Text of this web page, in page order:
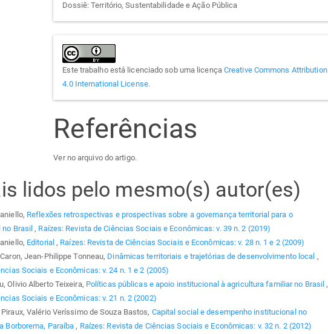
Dossiê: Território, Sustentabilidade e Ação Pública
Este trabalho está licenciado sob uma licença Creative Commons Attribution
4.0 International License.
Referências
Ver no arquivo do artigo.
lidos pelo mesmo(s) autor(es)
Reflexões retrospectivas e prospectivas sobre a governança territorial para o
no Brasil, Raízes: Revista de Ciências Sociais e Econômicas: v. 39 n. 2 (2019)
Editorial, Raízes: Revista de Ciências Sociais e Econômicas: v. 28 n. 1 e 2 (2009)
Jean-Philippe Tonneau, Dinâmicas territoriais e trajetórias de desenvolvimento local ,
Sociais e Econômicas: v. 24 n. 1 e 2 (2005)
Olivio Alberto Teixeira, Políticas públicas e apoio institucional à agricultura familiar no Brasil,
Sociais e Econômicas: v. 21 n. 2 (2002)
Valério Veríssimo de Souza Bastos, Capital social e desempenho institucional no
Borborema, Paraíba, Raízes: Revista de Ciências Sociais e Econômicas: v. 32 n. 2 (2012)